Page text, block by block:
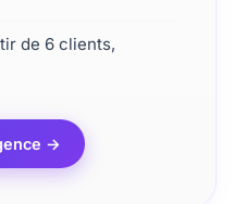
de 6 clients,
→